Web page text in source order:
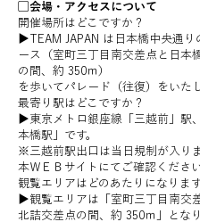
▢会場・アクセスについて
開催場所はどこですか？
▶︎TEAM JAPAN は日本橋中央通り
ース（室町三丁目南交差点と日本
の間、約 350ｍ）
を歩いてパレード（往復）をいたし
最寄り駅はどこですか？
▶︎東京メトロ銀座線「三越前」駅
本橋駅」です。
※三越前駅出口は当日規制が入り
本ＷＥＢサイトにてご確認ください
観覧エリアはどのあたりになりま
▶︎観覧エリアは「室町三丁目南交
北詰交差点の間、約 350ｍ」となり